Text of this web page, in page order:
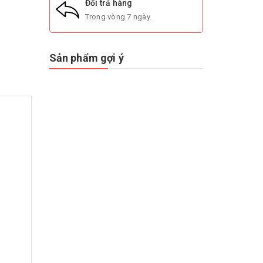
Đổi trả hàng
Trong vòng 7 ngày.
Sản phẩm gợi ý